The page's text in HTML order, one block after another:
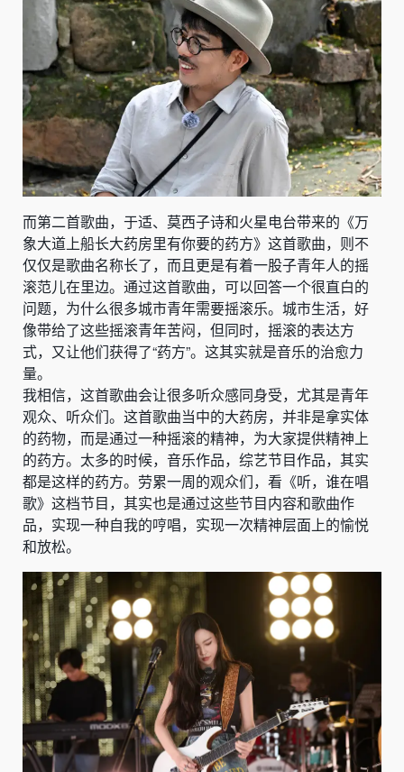
而第二首歌曲，于适、莫西子诗和火星电台带来的《万
象大道上船长大药房里有你要的药方》这首歌曲，则不
仅仅是歌曲名称长了，而且更是有着一股子青年人的摇
滚范儿在里边。通过这首歌曲，可以回答一个很直白的
问题，为什么很多城市青年需要摇滚乐。城市生活，好
像带给了这些摇滚青年苦闷，但同时，摇滚的表达方
式，又让他们获得了“药方”。这其实就是音乐的治愈力
量。
我相信，这首歌曲会让很多听众感同身受，尤其是青年
观众、听众们。这首歌曲当中的大药房，并非是拿实体
的药物，而是通过一种摇滚的精神，为大家提供精神上
的药方。太多的时候，音乐作品，综艺节目作品，其实
都是这样的药方。劳累一周的观众们，看《听，谁在唱
歌》这档节目，其实也是通过这些节目内容和歌曲作
品，实现一种自我的哼唱，实现一次精神层面上的愉悦
和放松。